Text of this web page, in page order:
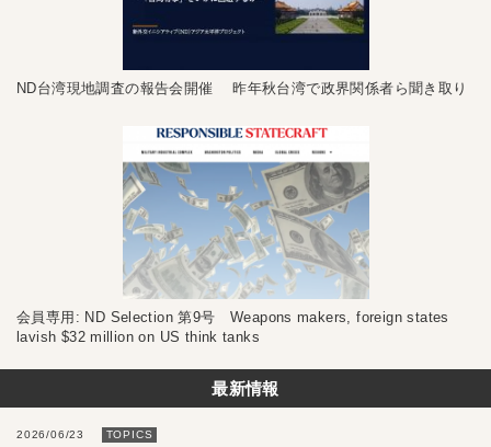
ND台湾現地調査の報告会開催 昨年秋台湾で政界関係者ら聞き取り
会員専用: ND Selection 第9号 Weapons makers, foreign states
lavish $32 million on US think tanks
最新情報
2026/06/23 TOPICS